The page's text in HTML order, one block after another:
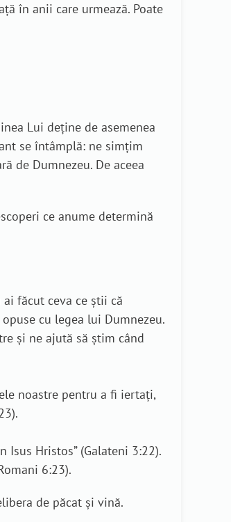
în anii care urmează. Poate
Lui deține de asemenea
se întâmplă: ne simțim
de Dumnezeu. De aceea
ce anume determină
făcut ceva ce știi că
cu legea lui Dumnezeu.
și ne ajută să știm când
noastre pentru a fi iertați,
Hristos” (Galateni 3:22).
6:23).
de păcat și vină.